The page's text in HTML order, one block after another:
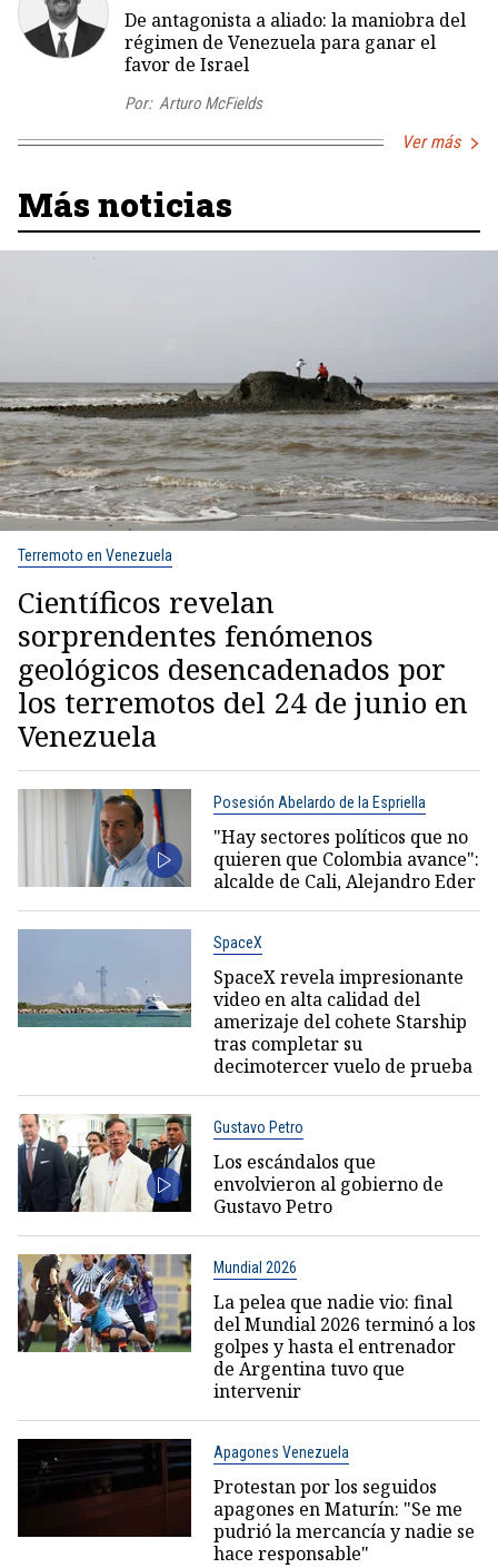
De antagonista a aliado: la maniobra del
régimen de Venezuela para ganar el
favor de Israel
Por: Arturo McFields
Ver más
Más noticias
Terremoto en Venezuela
Científicos revelan
sorprendentes fenómenos
geológicos desencadenados por
los terremotos del 24 de junio en
Venezuela
Posesión Abelardo de la Espriella
"Hay sectores políticos que no
quieren que Colombia avance":
alcalde de Cali, Alejandro Eder
SpaceX
SpaceX revela impresionante
video en alta calidad del
amerizaje del cohete Starship
tras completar su
decimotercer vuelo de prueba
Gustavo Petro
Los escándalos que
envolvieron al gobierno de
Gustavo Petro
Mundial 2026
La pelea que nadie vio: final
del Mundial 2026 terminó a los
golpes y hasta el entrenador
de Argentina tuvo que
intervenir
Apagones Venezuela
Protestan por los seguidos
apagones en Maturín: "Se me
pudrió la mercancía y nadie se
hace responsable"